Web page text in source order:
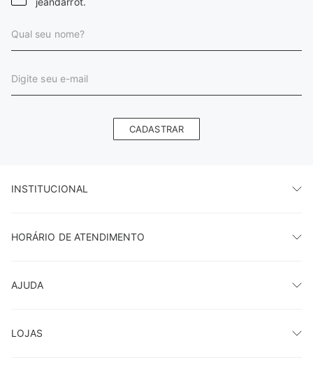
CADASTRAR
INSTITUCIONAL
HORÁRIO DE ATENDIMENTO
AJUDA
LOJAS